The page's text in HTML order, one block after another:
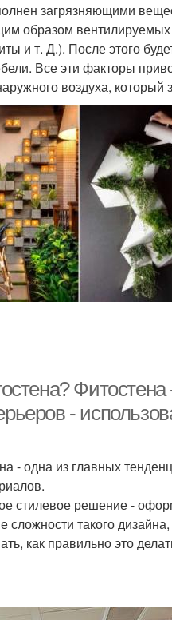
загрязняющими
образом
и т. Д.). После этого
Все эти факторы
воздуха, который
Фитостена
-
- одна из главных
стилевое решение -
такого
как правильно это